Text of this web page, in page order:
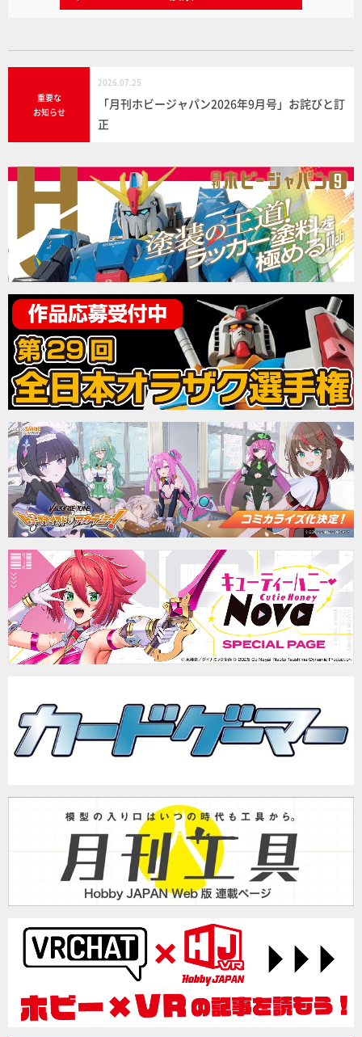
重要な
お知らせ
2026.07.25
「月刊ホビージャパン2026年9月号」お詫びと訂
正